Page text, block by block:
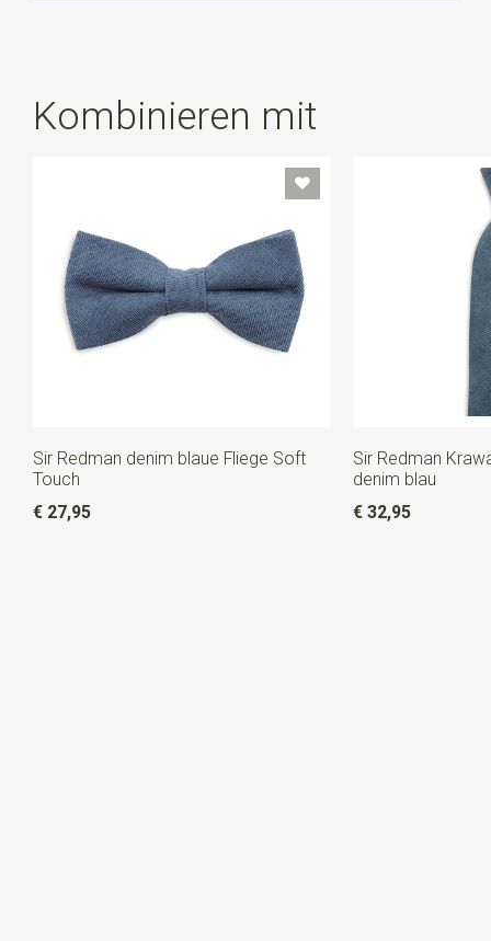
Kombinieren mit
Sir Redman denim blaue Fliege Soft
Touch
€ 27,95
Sir Redman
denim blau
€ 32,95